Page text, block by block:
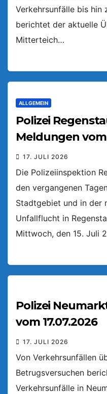
Verkehrsunfälle bis hin
berichtet der aktuelle
Mitterteich…
ALLGEMEIN
Polizei
Meldungen vom
17. JULI 2026
Die Polizeiinspektion
den vergangenen
Stadtgebiet und in der
Unfallflucht in
Mittwoch, den 15. Juli
Polizei
vom 17.07.2026
17. JULI 2026
Von Verkehrsunfällen
Betrugsversuchen
Verkehrsunfälle in